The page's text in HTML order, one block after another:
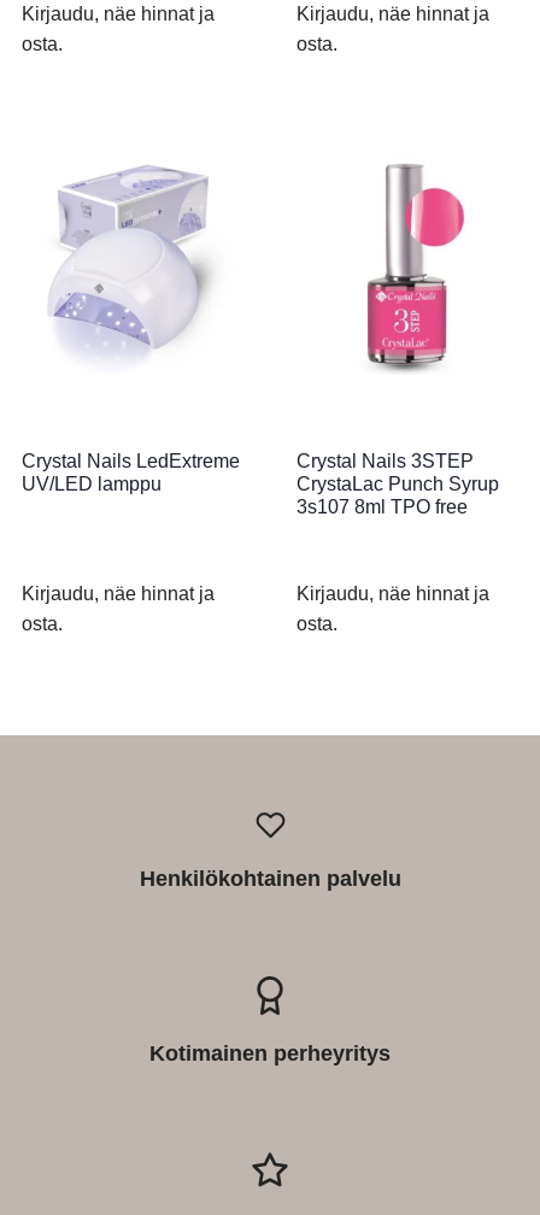
Kirjaudu, näe hinnat ja
osta.
Kirjaudu, näe hinnat ja
osta.
Crystal Nails LedExtreme
UV/LED lamppu
Kirjaudu, näe hinnat ja
osta.
Crystal Nails 3STEP
CrystaLac Punch Syrup
3s107 8ml TPO free
Kirjaudu, näe hinnat ja
osta.
Henkilökohtainen palvelu
Kotimainen perheyritys